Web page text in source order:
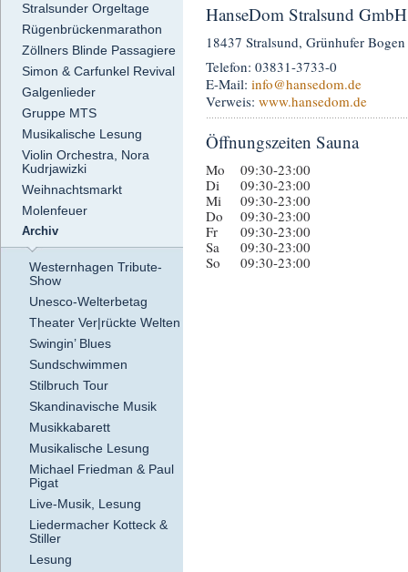
Stralsunder Orgeltage
Rügenbrückenmarathon
Zöllners Blinde Passagiere
Simon & Carfunkel Revival
Galgenlieder
Gruppe MTS
Musikalische Lesung
Violin Orchestra, Nora
Kudrjawizki
Weihnachtsmarkt
Molenfeuer
Archiv
Westernhagen Tribute-
Show
Unesco-Welterbetag
Theater Ver|rückte Welten
Swingin’ Blues
Sundschwimmen
Stilbruch Tour
Skandinavische Musik
Musikkabarett
Musikalische Lesung
Michael Friedman & Paul
Pigat
Live-Musik, Lesung
Liedermacher Kotteck &
Stiller
Lesung
HanseDom Stralsund GmbH
18437 Stralsund, Grünhufer
Telefon: 03831-3733-0
E-Mail: info@hansedom.de
Verweis: www.hansedom.de
Öffnungszeiten Sauna
Mo
09:30-23:00
Di
09:30-23:00
Mi
09:30-23:00
Do
09:30-23:00
Fr
09:30-23:00
Sa
09:30-23:00
So
09:30-23:00